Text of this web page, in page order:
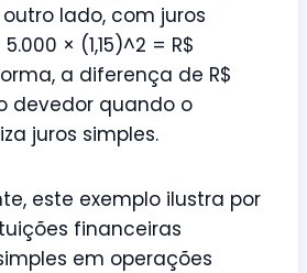
outro lado, com juros
× (1,15)^2 = R$
a diferença de R$
devedor quando o
juros simples.
este exemplo ilustra por
financeiras
em operações